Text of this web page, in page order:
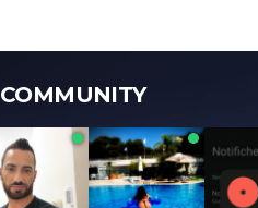
COMMUNITY